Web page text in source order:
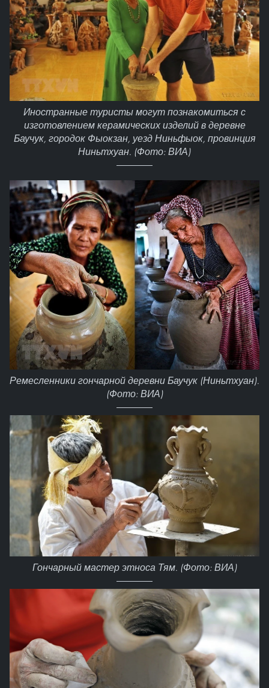
Иностранные туристы могут познакомиться с
изготовлением керамических изделий в деревне
Баучук, городок Фыокзан, уезд Ниньфыок, провинция
Ниньтхуан. (Фото: ВИА)
Ремесленники гончарной деревни Баучук (Ниньтхуан).
(Фото: ВИА)
Гончарный мастер этноса Тям. (Фото: ВИА)